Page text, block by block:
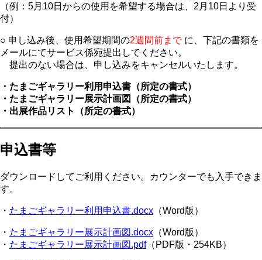
（例：5月10日からの使用を希望する場合は、2月10日より受
付）
○ 申し込み後、使用希望期間の2週間前までに、下記の書類を
メールにてサービス係宛提出してください。
提出のない場合は、申し込みをキャンセルいたします。
・たまごギャラリー利用申込書（所定の書式）
・たまごギャラリー展示計画図（所定の書式）
・出展作品リスト（所定の書式）
申込書等
ダウンロードしてご利用ください。カウンターでも入手できま
す。
・ たまごギャラリー利用申込書.docx （Word版）
・ たまごギャラリー展示計画図.docx （Word版）
・ たまごギャラリー展示計画図.pdf（PDF版・254KB）